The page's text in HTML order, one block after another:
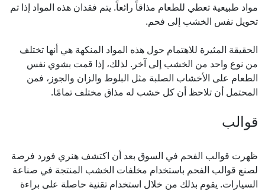
مواد طبيعية تعطي للطعام مذاقاً رائعاً. يتم فقدان هذه المواد إذا تم
تحويل نفس الخشب إلى فحم.
الحقيقة المثيرة للاهتمام حول هذه المواد المنكهة هي أنها تختلف
من نوع واحد من الخشب إلى آخر. لذلك، إذا قمت بشوي نفس
الطعام على الأخشاب الصلبة مثل البلوط والزان والجوز، فمن
المحتمل أن تلاحظ أن كل خشب له مذاق مختلف تمامًا.
قوالب
ظهرت قوالب الفحم في السوق بعد أن اكتشف هنري فورد فرصة
لصنع قوالب الفحم باستخدام مخلفات الخشب المنتجة في صناعة
السيارات. يقوم بذلك من خلال استخدام تقنية حاصلة على براءة